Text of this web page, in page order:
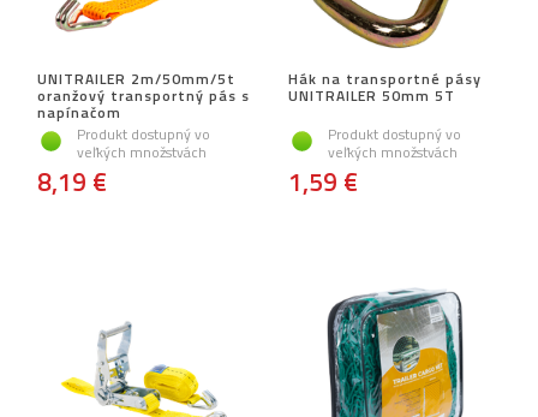
UNITRAILER 2m/50mm/5t
oranžový transportný pás s
napínačom
Produkt dostupný vo
veľkých množstvách
8,19 €
Hák na transportné pásy
UNITRAILER 50mm 5T
Produkt dostupný vo
veľkých množstvách
1,59 €